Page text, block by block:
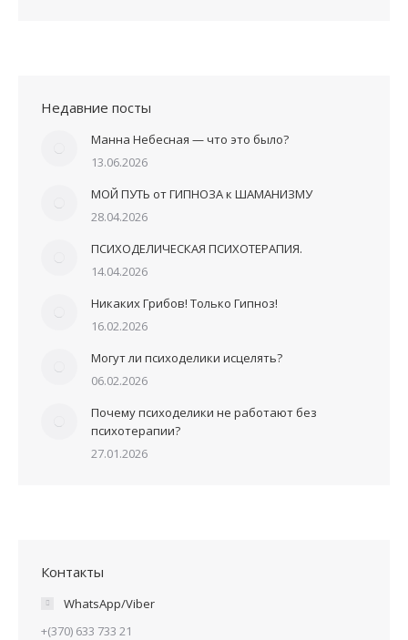
Недавние посты
Манна Небесная — что это было?
13.06.2026
МОЙ ПУТЬ от ГИПНОЗА к ШАМАНИЗМУ
28.04.2026
ПСИХОДЕЛИЧЕСКАЯ ПСИХОТЕРАПИЯ.
14.04.2026
Никаких Грибов! Только Гипноз!
16.02.2026
Могут ли психоделики исцелять?
06.02.2026
Почему психоделики не работают без
психотерапии?
27.01.2026
Контакты
WhatsApp/Viber
+(370) 633 733 21